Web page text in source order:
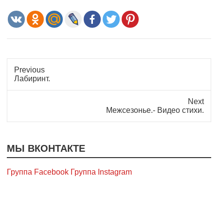
Previous
Previous
Лабиринт.
Next
Межсезонье.- Видео стихи.
МЫ ВКОНТАКТЕ
Группа Facebook Группа Instagram